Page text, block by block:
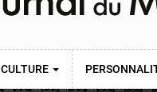
CULTURE